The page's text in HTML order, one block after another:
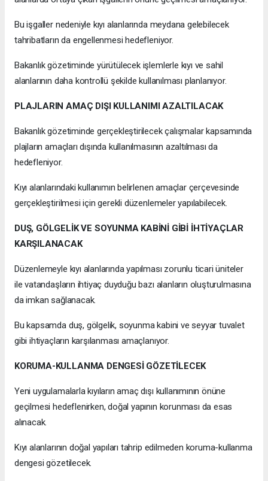
Bu işgaller nedeniyle kıyı alanlarında meydana gelebilecek
tahribatların da engellenmesi hedefleniyor.
Bakanlık gözetiminde yürütülecek işlemlerle kıyı ve sahil
alanlarının daha kontrollü şekilde kullanılması planlanıyor.
PLAJLARIN AMAÇ DIŞI KULLANIMI AZALTILACAK
Bakanlık gözetiminde gerçekleştirilecek çalışmalar kapsamında
plajların amaçları dışında kullanılmasının azaltılması da
hedefleniyor.
Kıyı alanlarındaki kullanımın belirlenen amaçlar çerçevesinde
gerçekleştirilmesi için gerekli düzenlemeler yapılabilecek.
DUŞ, GÖLGELİK VE SOYUNMA KABİNİ GİBİ İHTİYAÇLAR
KARŞILANACAK
Düzenlemeyle kıyı alanlarında yapılması zorunlu ticari üniteler
ile vatandaşların ihtiyaç duyduğu bazı alanların oluşturulmasına
da imkan sağlanacak.
Bu kapsamda duş, gölgelik, soyunma kabini ve seyyar tuvalet
gibi ihtiyaçların karşılanması amaçlanıyor.
KORUMA-KULLANMA DENGESİ GÖZETİLECEK
Yeni uygulamalarla kıyıların amaç dışı kullanımının önüne
geçilmesi hedeflenirken, doğal yapının korunması da esas
alınacak.
Kıyı alanlarının doğal yapıları tahrip edilmeden koruma-kullanma
dengesi gözetilecek.